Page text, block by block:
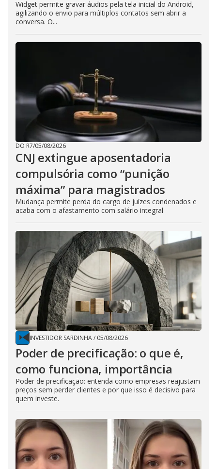
Widget permite gravar áudios pela tela inicial do Android,
agilizando o envio para múltiplos contatos sem abrir a
conversa. O...
DO R7/05/08/2026
CNJ extingue aposentadoria
compulsória como “punição
máxima” para magistrados
Mudança permite perda do cargo de juízes condenados e
acaba com o afastamento com salário integral
INVESTIDOR SARDINHA/ 05/08/2026
Poder de precificação: o que é,
como funciona, importância
Poder de precificação: entenda como empresas reajustam
preços sem perder clientes e por que isso é decisivo para
quem investe.